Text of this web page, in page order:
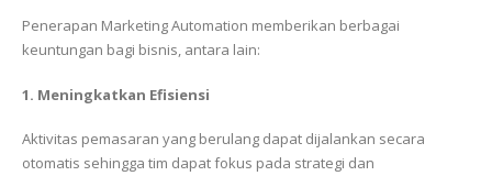
Penerapan Marketing Automation memberikan berbagai
keuntungan bagi bisnis, antara lain:
1. Meningkatkan Efisiensi
Aktivitas pemasaran yang berulang dapat dijalankan secara
otomatis sehingga tim dapat fokus pada strategi dan